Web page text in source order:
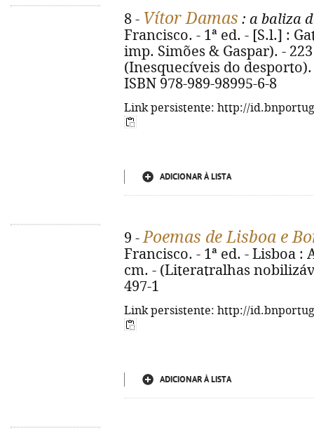
8 - Vítor Damas : a baliza
Francisco. - 1ª ed. - [S.l.] :
imp. Simões & Gaspar). -
(Inesquecíveis do
ISBN 978-989-98995-6-8
Link persistente: http://
ADICIONAR À LISTA
9 -Poemas de Lisboa e
Francisco. - 1ª ed. - Lisboa :
cm. - (Literatralhas
497-1
Link persistente: http://
ADICIONAR À LISTA